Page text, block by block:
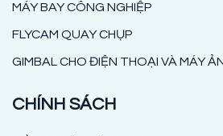
MÁY BAY CÔNG NGHIỆP
FLYCAM QUAY CHỤP
GIMBAL CHO ĐIỆN THOẠI VÀ MÁY
CHÍNH SÁCH